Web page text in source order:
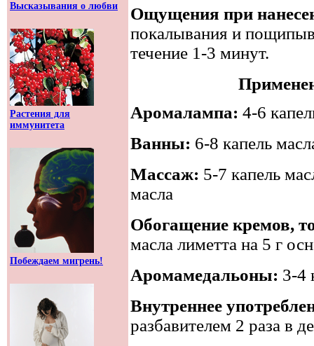
Высказывания о любви
Растения для
иммунитета
Побеждаем мигрень!
Ощущения при
покалывания и
течение 1-3 минут.
Аромалампа: 4-6
Ванны: 6-8 капель
Массаж: 5-7 капель
масла
Обогащение кремов,
масла лиметта на 5 г
Аромамедальоны: 3-4
Внутреннее
разбавителем 2 раза в